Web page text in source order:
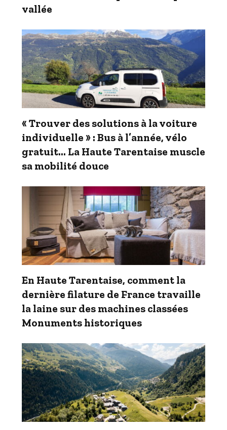
vallée
« Trouver des solutions à la voiture
individuelle » : Bus à l’année, vélo
gratuit… La Haute Tarentaise muscle
sa mobilité douce
En Haute Tarentaise, comment la
dernière filature de France travaille
la laine sur des machines classées
Monuments historiques